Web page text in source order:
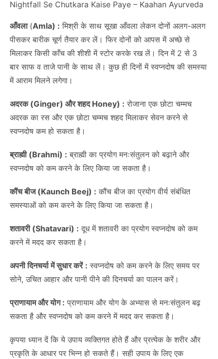
Nightfall Se Chutkara Kaise Paye – Kaahan Ayurveda
आँवला (Amla) : मिश्री के साथ सूखा आँवला लेकन दोनों अलग-अलग
पीसकर बारीक चूर्ण तैयार कर लें। फिर दोनों को आपस में अच्छे से
मिलाकर किसी काँच की शीशी में स्टोर करके रख लें। दिन में 2 से 3
बार साफ व ताजे पानी के साथ लें। कुछ ही दिनों में स्वप्नदोष की समस्या
में आराम मिलने लगेगा।
अदरक (Ginger) और शहद Honey) : रोजाना एक छोटा चम्मच
अदरक का रस और एक छोटा चम्मच शहद मिलाकर सेवन करने से
स्वप्नदोष कम हो सकता है।
ब्राह्मी (Brahmi) : ब्राह्मी का प्रयोग मनःसंतुलन को बढ़ाने और
स्वप्नदोष को कम करने के लिए किया जा सकता है।
कौंच बीज (Kaunch Beej) : कौंच बीज का प्रयोग वीर्य संबंधित
समस्याओं को कम करने के लिए किया जा सकता है।
शतावरी (Shatavari) : दूध में शतावरी का प्रयोग स्वप्नदोष को कम
करने में मदद कर सकता है।
अपनी दिनचर्या में सुधार करें : स्वप्नदोष को कम करने के लिए समय पर
सोने, उचित आहार और पानी पीने की दिनचर्या का पालन करें।
प्राणायाम और योग : प्राणायाम और योग के अभ्यास से मनःसंतुलन बढ़
सकता है और स्वप्नदोष को कम करने में मदद कर सकता है।
कृपया ध्यान दें कि ये उपाय व्यक्तिगत होते हैं और प्रत्येक के शरीर और
प्रकृति के आधार पर भिन्न हो सकते हैं। सही उपाय के लिए एक